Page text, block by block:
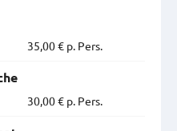
35,00 € p. Pers.
30,00 € p. Pers.